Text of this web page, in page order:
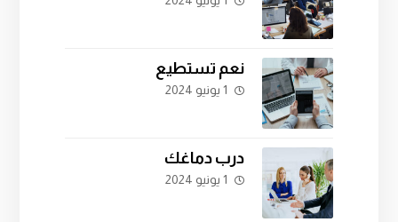
نعم تستطيع
1 يونيو 2024
درب دماغك
1 يونيو 2024